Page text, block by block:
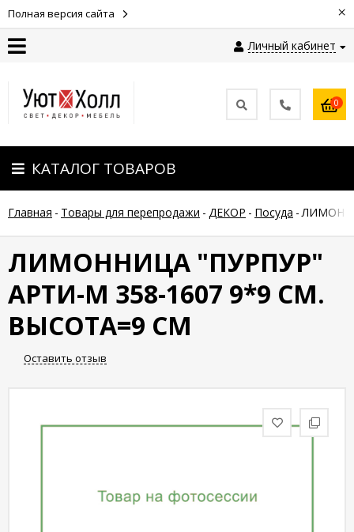
Полная версия сайта ×
Личный кабинет
Оплата
Доставка
Гарантия
возврат
Новости
статьи
0
КАТАЛОГ ТОВАРОВ
Главная - Товары для перепродажи - ДЕКОР - Посуда -
ЛИМОННИЦА "ПУРПУР"
АРТИ-М 358-1607 9*9 СМ.
ВЫСОТА=9 СМ
Оставить отзыв